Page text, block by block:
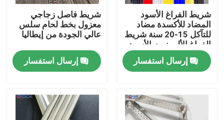
جولة في المعمل
رقابة جودة
اطلب اقتباس
شريط الفراغ الأسود
المضاد للأكسدة مضاد
للتآكل 15-20 سنة شريط
الفراغ الألومنيوم الأسود
لوحدات الزجاج المزدوج
إرسال استفسار
شريط فاصل زجاجي
معزول بخط لحام سلس
عالي الجودة من إيطاليا
إرسال استفسار